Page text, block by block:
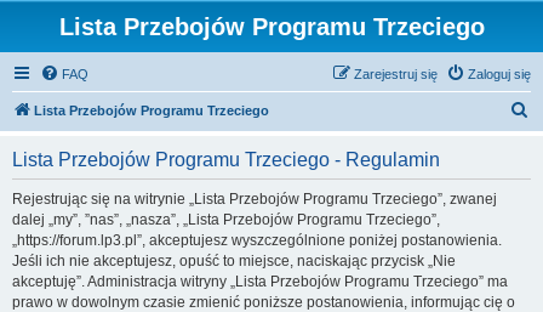
Lista Przebojów Programu Trzeciego
FAQ Zaloguj się
Zarejestruj się
Lista Przebojów Programu Trzeciego
Lista Przebojów Programu Trzeciego - Regulamin
Rejestrując się na witrynie „Lista Przebojów Programu Trzeciego”, zwanej
dalej „my”, ”nas”, „nasza”, „Lista Przebojów Programu Trzeciego”,
„https://forum.lp3.pl”, akceptujesz wyszczególnione poniżej postanowienia.
Jeśli ich nie akceptujesz, opuść to miejsce, naciskając przycisk „Nie
akceptuję”. Administracja witryny „Lista Przebojów Programu Trzeciego” ma
prawo w dowolnym czasie zmienić poniższe postanowienia, informując cię o